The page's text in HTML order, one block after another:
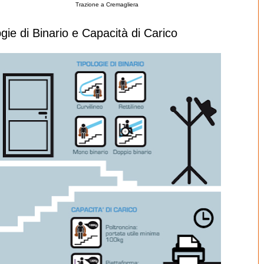
Trazione a Cremagliera
di Binario e Capacità di Carico